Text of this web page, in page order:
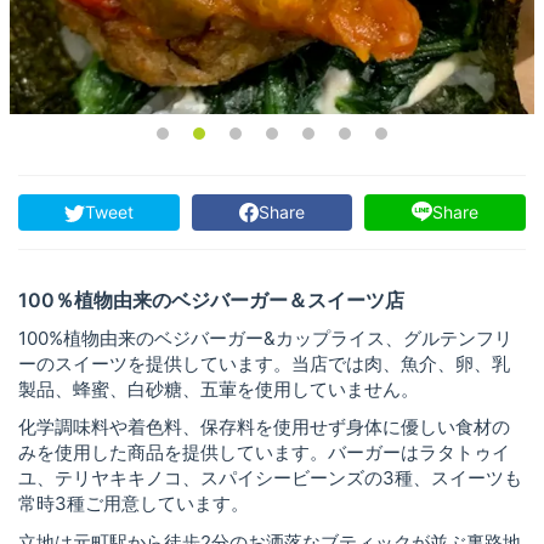
Tweet Share Share
100％植物由来のベジバーガー＆スイーツ店
100%植物由来のベジバーガー&カップライス、グルテンフリ
ーのスイーツを提供しています。当店では肉、魚介、卵、乳
製品、蜂蜜、白砂糖、五葷を使用していません。
化学調味料や着色料、保存料を使用せず身体に優しい食材の
みを使用した商品を提供しています。バーガーはラタトゥイ
ユ、テリヤキキノコ、スパイシービーンズの3種、スイーツも
常時3種ご用意しています。